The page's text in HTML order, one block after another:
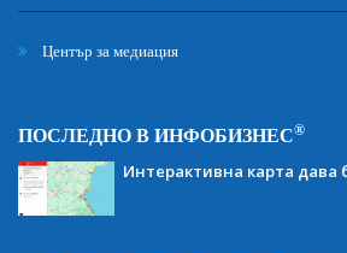
Център за медиация
ПОСЛЕДНО В ИНФОБИЗНЕС®
Интерактивна карта